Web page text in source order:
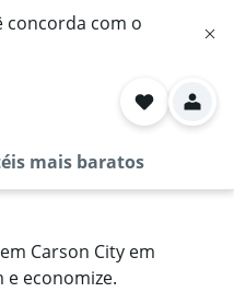
concorda com o
mais baratos
Carson City em
e economize.